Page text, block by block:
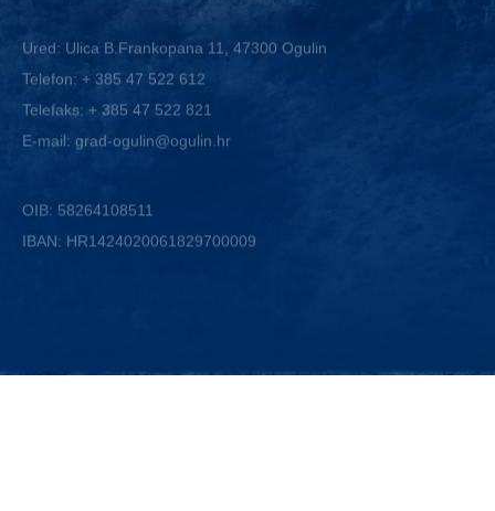
Ured: Ulica B.Frankopana 11, 47300 Ogulin
Telefon:+ 385 47 522 612
Telefaks: + 385 47 522 821
E-mail:grad-ogulin@ogulin.hr
IBAN: HR1424020061829700009